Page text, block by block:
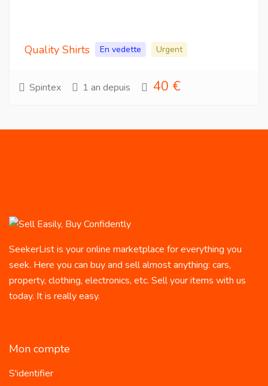
Quality Shirts En vedette Urgent
Spintex 1 an depuis 40 €
SeekerList is your online marketplace for everything you
seek. Here you can buy and sell almost anything: cars,
property, clothing, electronics, etc. Sell your items with us
today. It is really easy.
Mon compte
S'identifier